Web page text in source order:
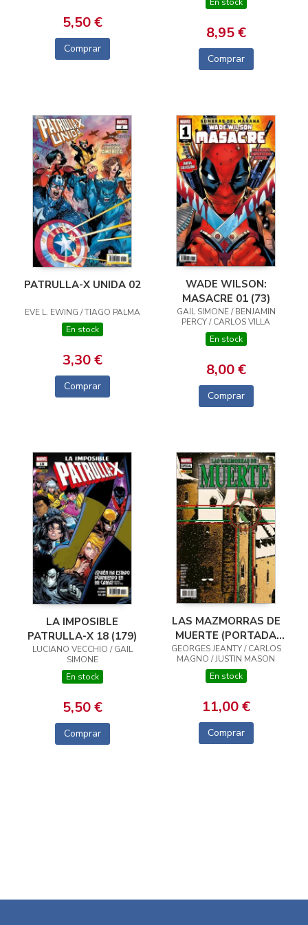
5,50 €
Comprar
8,95 €
Comprar
PATRULLA-X UNIDA 02
EVE L. EWING / TIAGO PALMA
En stock
3,30 €
Comprar
WADE WILSON:
MASACRE 01 (73)
GAIL SIMONE / BENJAMIN
PERCY / CARLOS VILLA
En stock
8,00 €
Comprar
LA IMPOSIBLE
PATRULLA-X 18 (179)
LUCIANO VECCHIO / GAIL
SIMONE
En stock
5,50 €
Comprar
LAS MAZMORRAS DE
MUERTE (PORTADA
ALTERNATIVA JORGE
FORNÉS)
GEORGES JEANTY / CARLOS
MAGNO / JUSTIN MASON
En stock
11,00 €
Comprar